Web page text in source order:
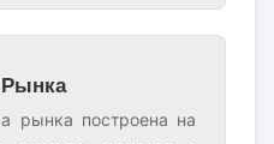
Рынка
рынка построена на